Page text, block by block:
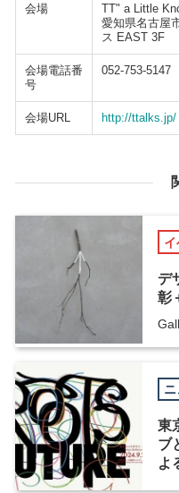
会場
TT" a Little
愛知県名古屋
ス EAST 3F
会場電話番
号
052-753-5147
会場URL http://ttalks.jp/
イ
デ
彰
東
ブ
よ